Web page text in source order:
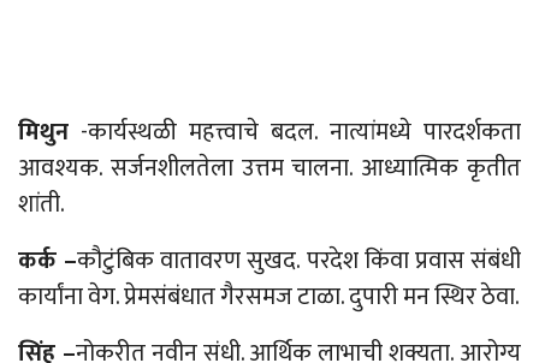
मिथुन -कार्यस्थळी महत्त्वाचे बदल. नात्यांमध्ये पारदर्शकता
आवश्यक. सर्जनशीलतेला उत्तम चालना. आध्यात्मिक कृतीत
शांती.
कर्क –कौटुंबिक वातावरण सुखद. परदेश किंवा प्रवास संबंधी
कार्यांना वेग. प्रेमसंबंधात गैरसमज टाळा. दुपारी मन स्थिर ठेवा.
सिंह –नोकरीत नवीन संधी. आर्थिक लाभाची शक्यता. आरोग्य